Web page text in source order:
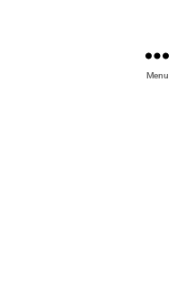
Menu